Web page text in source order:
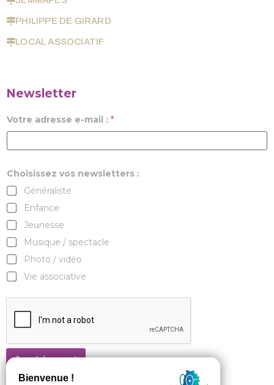
PHILIPPE DE GIRARD
LOCAL ASSOCIATIF
Newsletter
Votre adresse e-mail : *
Choisissez vos newsletters :
Généraliste
Enfance
Jeunesse
Musique / spectacle
Photo / vidéo
Vie associative
Je m'abonne !